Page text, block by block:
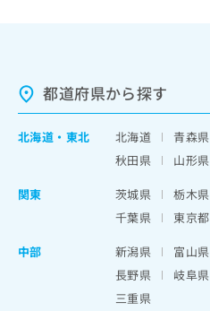
都道府県から探す
北海道 ・ 東北 北海道 青森県
秋田県
山形県
関東
茨城県 栃木県
千葉県
東京都
中部
新潟県 富山県
長野県
岐阜県
三重県